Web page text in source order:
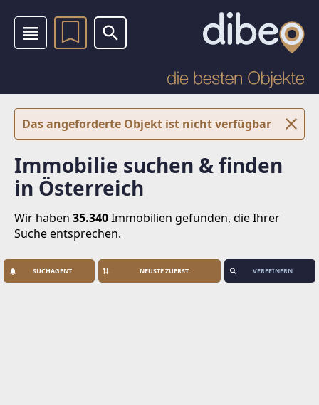
Das angeforderte Objekt ist nicht verfügbar
Immobilie suchen & finden
in Österreich
Wir haben 35.340Immobilien gefunden, die Ihrer
Suche entsprechen.
SUCHAGENT VERFEINERN